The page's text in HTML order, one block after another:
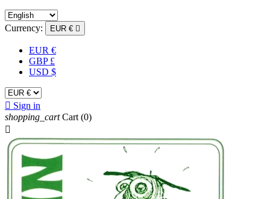
Currency: EUR € 
EUR €
GBP £
USD $
 Sign in
shopping_cart Cart (0)
